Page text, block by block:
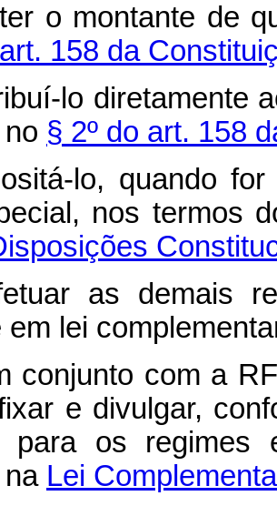
o montante de
158 da
lo diretamente
§ 2º do art. 158
lo, quando
nos termos
as demais
em lei
conjunto com a
e divulgar,
para os regimes
Lei